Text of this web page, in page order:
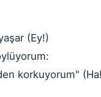
(Ey!)
korkuyorum"